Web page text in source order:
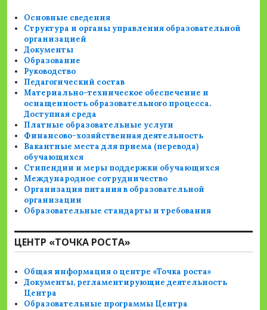
Основные сведения
Структура и органы управления образовательной
организацией
Документы
Образование
Руководство
Педагогический состав
Материально-техническое обеспечение и
оснащенность образовательного процесса.
Доступная среда
Платные образовательные услуги
Финансово-хозяйственная деятельность
Вакантные места для приема (перевода)
обучающихся
Стипендии и меры поддержки обучающихся
Международное сотрудничество
Организация питания в образовательной
организации
Образовательные стандарты и требования
ЦЕНТР «ТОЧКА РОСТА»
Общая информация о центре «Точка роста»
Документы, регламентирующие деятельность
Центра
Образовательные программы Центра